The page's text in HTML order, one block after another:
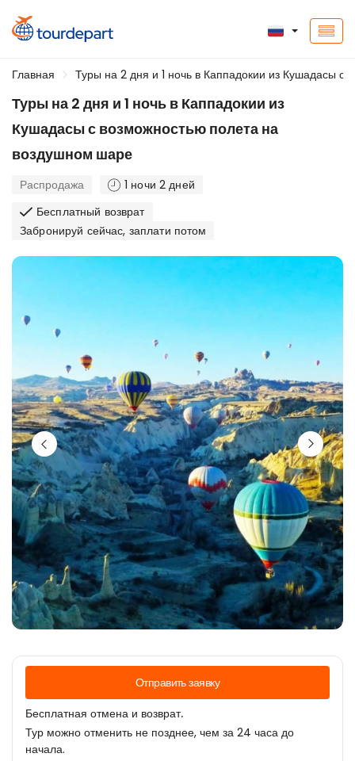
Главная Туры на 2 дня и 1 ночь в Каппадокии из Кушадасы
Туры на 2 дня и 1 ночь в Каппадокии из
Кушадасы с возможностью полета на
воздушном шаре
Распродажа
1 ночи 2 дней
Бесплатный возврат
Забронируй сейчас, заплати потом
Отправить заявку
Бесплатная отмена и возврат.
Тур можно отменить не позднее, чем за 24 часа до
начала.